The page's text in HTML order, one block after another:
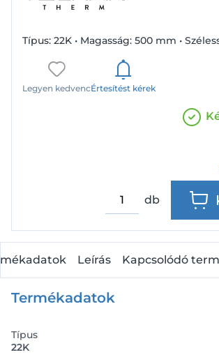
Típus: 22K • Magasság: 500 mm •
Legyen kedvencÉrtesítést kérek
db
Leírás Kapcsolódó
Termékadatok
Típus
22K